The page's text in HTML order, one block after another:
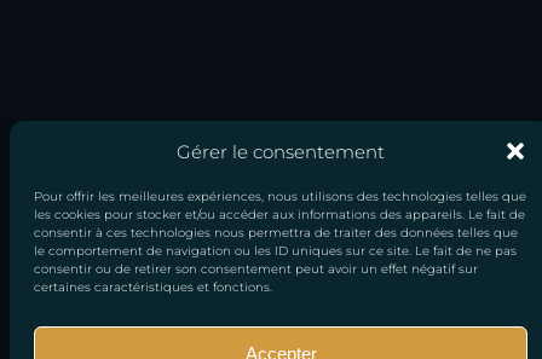
Gérer le consentement
Pour offrir les meilleures expériences, nous utilisons des technologies telles que
les cookies pour stocker et/ou accéder aux informations des appareils. Le fait de
consentir à ces technologies nous permettra de traiter des données telles que
le comportement de navigation ou les ID uniques sur ce site. Le fait de ne pas
consentir ou de retirer son consentement peut avoir un effet négatif sur
certaines caractéristiques et fonctions.
Accepter